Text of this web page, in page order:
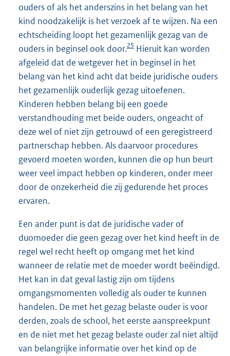
ouders of als het anderszins in het belang van het
kind noodzakelijk is het verzoek af te wijzen. Na een
echtscheiding loopt het gezamenlijk gezag van de
ouders in beginsel ook door.25 Hieruit kan worden
afgeleid dat de wetgever het in beginsel in het
belang van het kind acht dat beide juridische ouders
het gezamenlijk ouderlijk gezag uitoefenen.
Kinderen hebben belang bij een goede
verstandhouding met beide ouders, ongeacht of
deze wel of niet zijn getrouwd of een geregistreerd
partnerschap hebben. Als daarvoor procedures
gevoerd moeten worden, kunnen die op hun beurt
weer veel impact hebben op kinderen, onder meer
door de onzekerheid die zij gedurende het proces
ervaren.
Een ander punt is dat de juridische vader of
duomoeder die geen gezag over het kind heeft in de
regel wel recht heeft op omgang met het kind
wanneer de relatie met de moeder wordt beëindigd.
Het kan in dat geval lastig zijn om tijdens
omgangsmomenten volledig als ouder te kunnen
handelen. De met het gezag belaste ouder is voor
derden, zoals de school, het eerste aanspreekpunt
en de niet met het gezag belaste ouder zal niet altijd
van belangrijke informatie over het kind op de